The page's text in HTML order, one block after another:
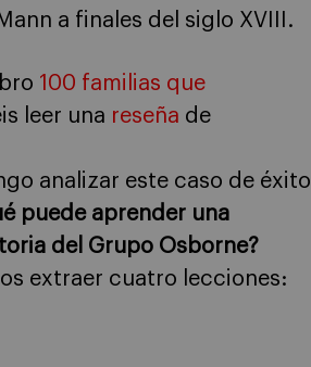
a finales del siglo XVIII.
100 familias que
leer una reseña de
analizar este caso de éxito
puede aprender una
del Grupo Osborne?
extraer cuatro lecciones: